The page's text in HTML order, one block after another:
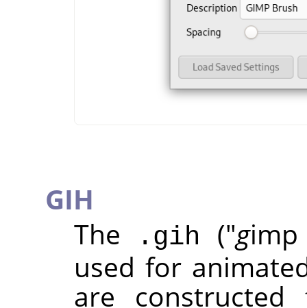
GIH
The
.gih ("g
used for
are constructed